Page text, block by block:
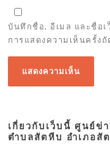
บันทึกชื่อ, อีเมล และชื่อเ
การแสดงความเห็นครั้งถั
เกี่ยวกับเว็บนี้ ศูนย์
ตำบลสัตหีบ อำเภอ